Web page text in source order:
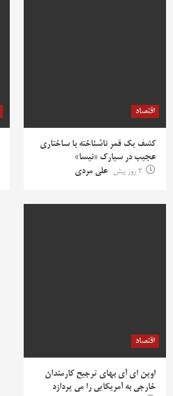
اقتصاد
کشف یک قمر ناشناخته با ساختاری
عجیب در سیارک «نیسا»
2 روز پیش
علی مردی
اقتصاد
اوپن ای آی بهای ترجیح کارمندان
خارجی به آمریکایی را می پردازد